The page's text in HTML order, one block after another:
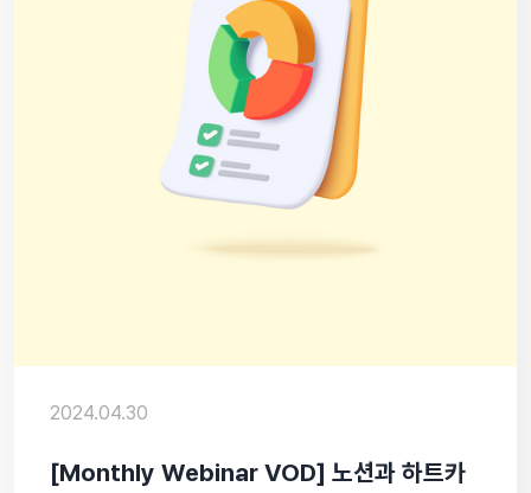
2024.04.30
[Monthly Webinar VOD] 노션과 하트카